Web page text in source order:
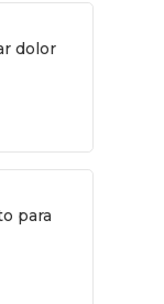
dolor
para
Y
Por Madrid